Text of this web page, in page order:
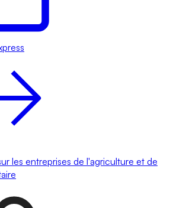
les entreprises de l'agriculture et de